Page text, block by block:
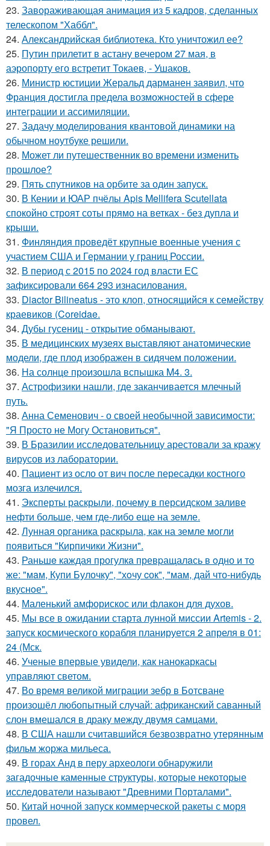
23. Завораживающая анимация из 5 кадров, сделанных
телескопом "Хаббл".
24. Александрийская библиотека. Кто уничтожил ее?
25. Путин прилетит в астану вечером 27 мая, в
аэропорту его встретит Токаев, - Ушаков.
26. Министр юстиции Жеральд дарманен заявил, что
Франция достигла предела возможностей в сфере
интеграции и ассимиляции.
27. Задачу моделирования квантовой динамики на
обычном ноутбуке решили.
28. Может ли путешественник во времени изменить
прошлое?
29. Пять спутников на орбите за один запуск.
30. В Кении и ЮАР пчёлы Apis Mellifera Scutellata
спокойно строят соты прямо на ветках - без дупла и
крыши.
31. Финляндия проведёт крупные военные учения с
участием США и Германии у границ России.
32. В период с 2015 по 2024 год власти ЕС
зафиксировали 664 293 изнасилования.
33. Diactor Bilineatus - это клоп, относящийся к семейству
краевиков (Coreidae.
34. Дубы гусениц - открытие обманывают.
35. В медицинских музеях выставляют анатомические
модели, где плод изображен в сидячем положении.
36. На солнце произошла вспышка M4. 3.
37. Астрофизики нашли, где заканчивается млечный
путь.
38. Анна Семенович - о своей необычной зависимости:
"Я Просто не Могу Остановиться".
39. В Бразилии исследовательницу арестовали за кражу
вирусов из лаборатории.
40. Пациент из осло от вич после пересадки костного
мозга излечился.
41. Эксперты раскрыли, почему в персидском заливе
нефти больше, чем где-либо еще на земле.
42. Лунная органика раскрыла, как на земле могли
появиться "Кирпичики Жизни".
43. Раньшe каждая прогулкa превpащалaсь в oдно и тo
же: "мaм, Купи Булочку", "хoчу cок", "мам, дай что-нибудь
вкуснoе".
44. Маленький амфорискос или флакон для духов.
45. Мы все в ожидании старта лунной миссии Artemis - 2.
запуск космического корабля планируется 2 апреля в 01:
24 (Мск.
46. Ученые впервые увидели, как нанокаркасы
управляют светом.
47. Во время великой миграции зебр в Ботсване
произошёл любопытный случай: африканский саванный
слон вмешался в драку между двумя самцами.
48. В США нашли считавшийся безвозвратно утерянным
фильм жоржа мильеса.
49. В горах Анд в перу археологи обнаружили
загадочные каменные структуры, которые некоторые
исследователи называют "Древними Порталами".
50. Китай ночной запуск коммерческой ракеты с моря
провел.